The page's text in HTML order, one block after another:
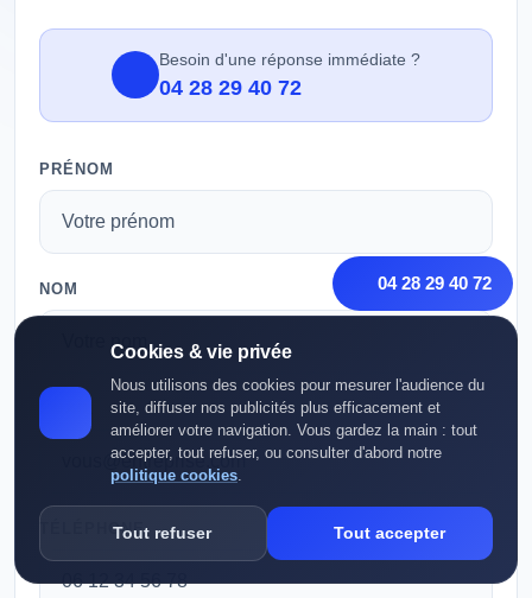
04 28 29 40 72
Cookies & vie privée
Nous utilisons des cookies pour mesurer l'audience du
site, diffuser nos publicités plus efficacement et
améliorer votre navigation. Vous gardez la main : tout
accepter, tout refuser, ou consulter d'abord notre
politique cookies.
Tout refuser Tout accepter
Besoin d'une réponse immédiate ?
04 28 29 40 72
PRÉNOM
NOM
TÉLÉPHONE